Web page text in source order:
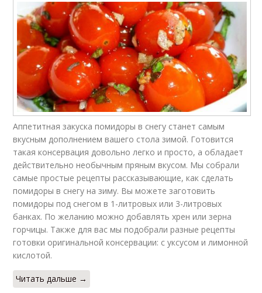
Аппетитная закуска помидоры в снегу станет самым
вкусным дополнением вашего стола зимой. Готовится
такая консервация довольно легко и просто, а обладает
действительно необычным пряным вкусом. Мы собрали
самые простые рецепты рассказывающие, как сделать
помидоры в снегу на зиму. Вы можете заготовить
помидоры под снегом в 1-литровых или 3-литровых
банках. По желанию можно добавлять хрен или зерна
горчицы. Также для вас мы подобрали разные рецепты
готовки оригинальной консервации: с уксусом и лимонной
кислотой.
Читать дальше →